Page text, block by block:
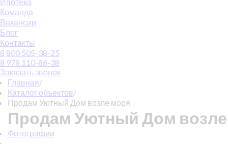
Команда
Вакансии
Блог
Контакты
8 800 505-38-25
8 978 110-86-38
Заказать звонок
Главная/
Каталог объектов/
Продам Уютный Дом возле моря
Продам Уютный Дом
Фотографии